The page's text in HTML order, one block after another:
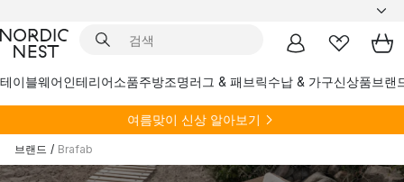
테이블웨어인테리어소품주방조명러그 & 패브릭수납 & 가구신상품브랜
여름맞이 신상 알아보기
브랜드 / Brafab